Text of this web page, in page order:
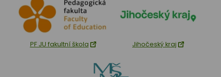
PF JU fakultní škola Jihočeský kraj